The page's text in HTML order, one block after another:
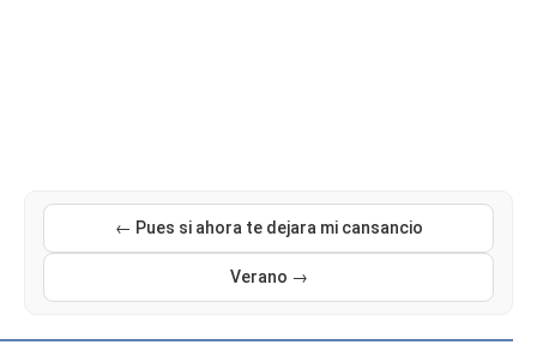
← Pues si ahora te dejara mi cansancio
Verano →